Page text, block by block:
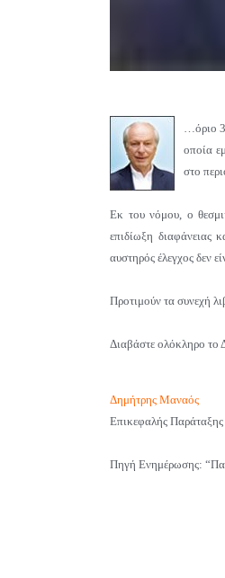
…όριο
οποία
στο
Εκ του νόμου, ο
επιδίωξη διαφάνειας
αυστηρός έλεγχος δεν
Προτιμούν τα συνεχή
Διαβάστε ολόκληρο το
Δημήτρης Μαναός
Επικεφαλής
Πηγή Ενημέρωσης: